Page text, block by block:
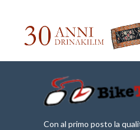
Con al primo posto la